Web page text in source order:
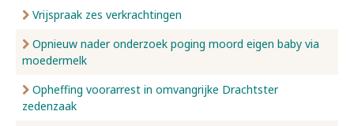
Vrijspraak zes verkrachtingen
Opnieuw nader onderzoek poging moord eigen baby via
moedermelk
Opheffing voorarrest in omvangrijke Drachtster
zedenzaak